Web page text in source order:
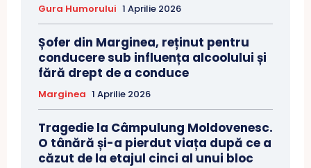
Gura Humorului 1 Aprilie 2026
Șofer din Marginea, reținut pentru
conducere sub influența alcoolului și
fără drept de a conduce
Marginea 1 Aprilie 2026
Tragedie la Câmpulung Moldovenesc.
O tânără și-a pierdut viața după ce a
căzut de la etajul cinci al unui bloc